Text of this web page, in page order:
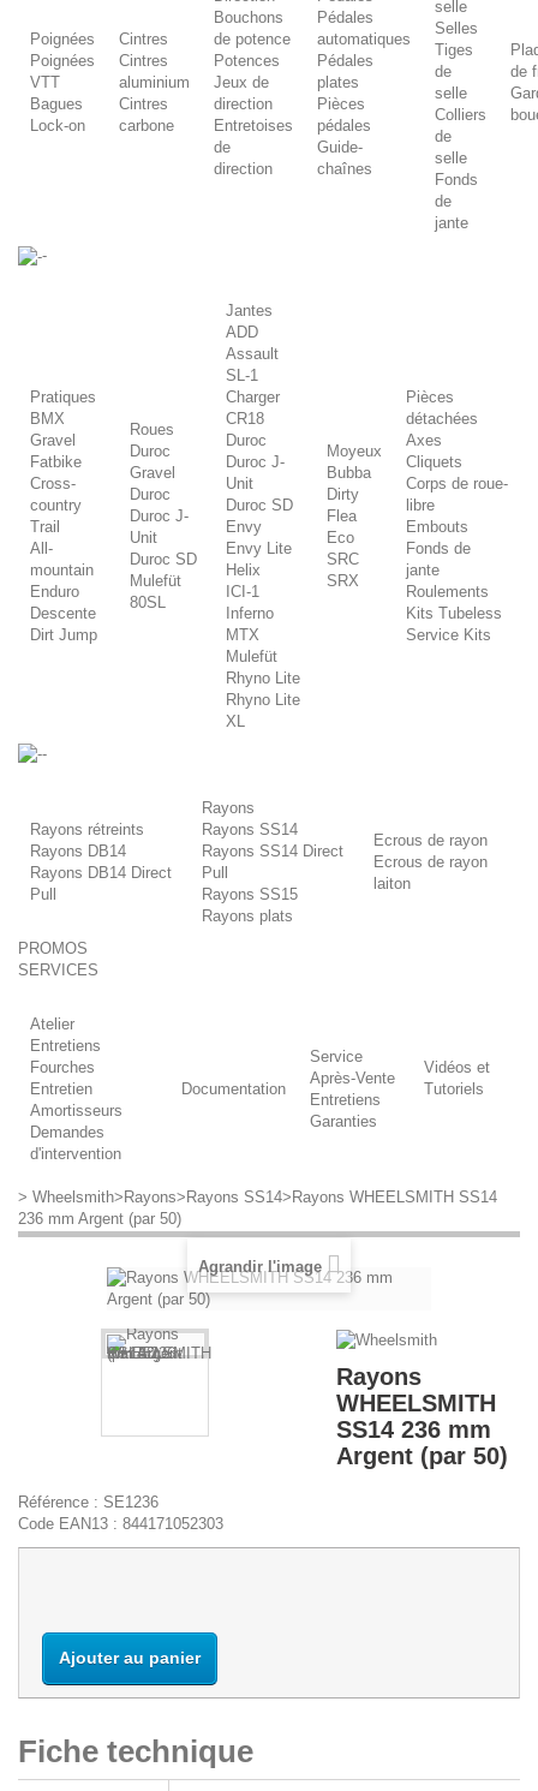
Poignées
Poignées
VTT
Bagues
Lock-on
Cintres
Cintres
aluminium
Cintres
carbone
Bouchons
de potence
Potences
Jeux de
direction
Entretoises
de
direction
Pédales
automatiques
Pédales
plates
Pièces
pédales
Guide-
chaînes
selle
Selles
Tiges
de
selle
Colliers
de
selle
Fonds
de
jante
de
-
Pratiques
BMX
Gravel
Fatbike
Cross-
country
Trail
All-
mountain
Enduro
Descente
Dirt Jump
Roues
Duroc
Gravel
Duroc
Duroc J-
Unit
Duroc SD
Mulefüt
80SL
Jantes
ADD
Assault
SL-1
Charger
CR18
Duroc
Duroc J-
Unit
Duroc SD
Envy
Envy Lite
Helix
ICI-1
Inferno
MTX
Mulefüt
Rhyno Lite
Rhyno Lite
XL
Moyeux
Bubba
Dirty
Flea
Eco
SRC
SRX
Pièces
détachées
Axes
Cliquets
Corps de roue-
libre
Embouts
Fonds de
jante
Roulements
Kits Tubeless
Service Kits
-
Rayons rétreints
Rayons DB14
Rayons DB14 Direct
Pull
Rayons
Rayons SS14
Rayons SS14 Direct
Pull
Rayons SS15
Rayons plats
Ecrous de rayon
Ecrous de rayon
laiton
PROMOS
SERVICES
Atelier
Entretiens
Fourches
Entretien
Amortisseurs
Demandes
d'intervention
Documentation
Service
Après-Vente
Entretiens
Garanties
Vidéos et
Tutoriels
> Wheelsmith> Rayons> Rayons SS14> Rayons WHEELSMITH SS14
236 mm Argent (par 50)
Agrandir l'image
Rayons
WHEELSMITH
SS14 236 mm
Argent (par 50)
Référence : SE1236
Code EAN13 : 844171052303
Ajouter au panier
Fiche technique